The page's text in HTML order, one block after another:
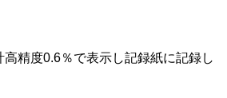
精度0.6％で表示し記録紙に記録し